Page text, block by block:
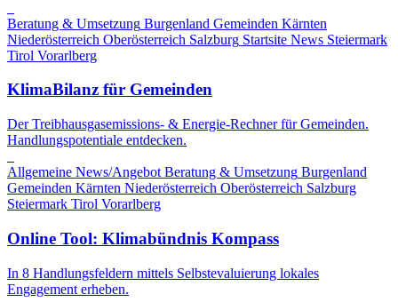
Beratung & Umsetzung Burgenland Gemeinden Kärnten
Niederösterreich Oberösterreich Salzburg Startsite News Steiermark
Tirol Vorarlberg
KlimaBilanz für Gemeinden
Der Treibhausgasemissions- & Energie-Rechner für Gemeinden.
Handlungspotentiale entdecken.
Allgemeine News/Angebot Beratung & Umsetzung Burgenland
Gemeinden Kärnten Niederösterreich Oberösterreich Salzburg
Steiermark Tirol Vorarlberg
Online Tool: Klimabündnis Kompass
In 8 Handlungsfeldern mittels Selbstevaluierung lokales
Engagement erheben.